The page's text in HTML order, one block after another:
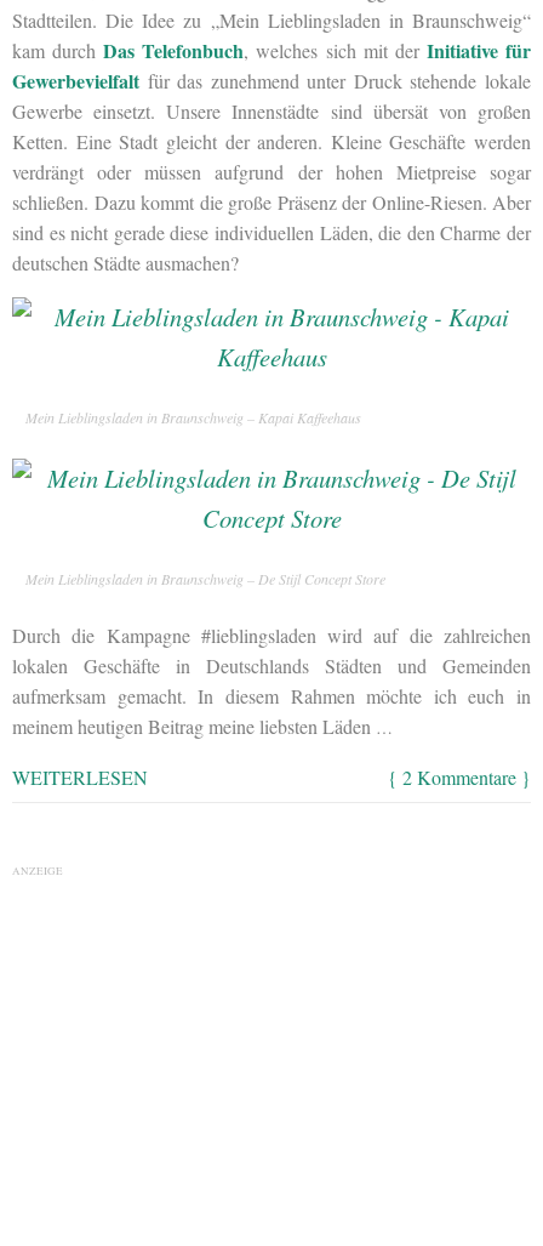
Stadtteilen. Die Idee zu „Mein Lieblingsladen in Braunschweig“
kam durchDas Telefonbuch, welches sich mit der Initiative für
Gewerbevielfaltfür das zunehmend unter Druck stehende lokale
Gewerbe einsetzt. Unsere Innenstädte sind übersät von großen
Ketten. Eine Stadt gleicht der anderen. Kleine Geschäfte werden
verdrängt oder müssen aufgrund der hohen Mietpreise sogar
schließen. Dazu kommt die große Präsenz der Online-Riesen. Aber
sind es nicht gerade diese individuellen Läden, die den Charme der
deutschen Städte ausmachen?
Mein Lieblingsladen in Braunschweig – Kapai Kaffeehaus
Mein Lieblingsladen in Braunschweig – De Stijl Concept Store
Durch die Kampagne #lieblingsladen wird auf die zahlreichen
lokalen Geschäfte in Deutschlands Städten und Gemeinden
aufmerksam gemacht. In diesem Rahmen möchte ich euch in
meinem heutigen Beitrag meine liebsten Läden …
WEITERLESEN { 2 Kommentare }
ANZEIGE